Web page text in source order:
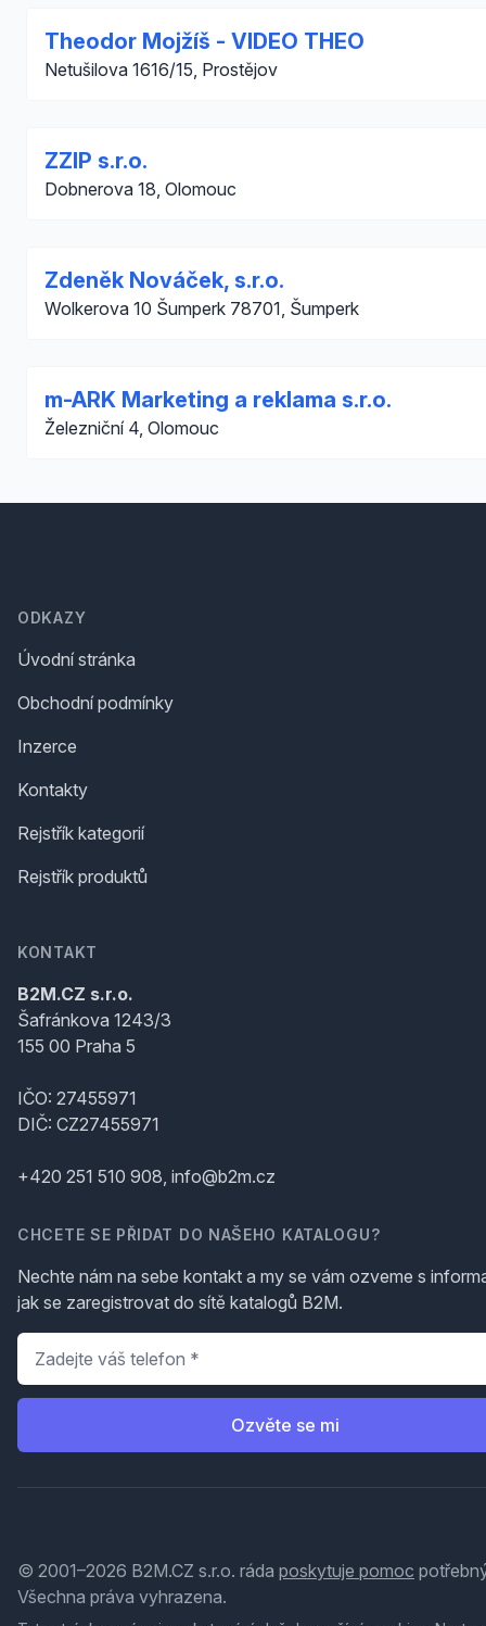
Theodor Mojžíš - VIDEO THEO
Netušilova 1616/15, Prostějov
ZZIP s.r.o.
Dobnerova 18, Olomouc
Zdeněk Nováček, s.r.o.
Wolkerova 10 Šumperk 78701, Šumperk
m-ARK Marketing a reklama s.r.o.
Železniční 4, Olomouc
ODKAZY
Úvodní stránka
Obchodní podmínky
Inzerce
Kontakty
Rejstřík kategorií
Rejstřík produktů
KONTAKT
B2M.CZ s.r.o.
Šafránkova 1243/3
155 00 Praha 5
IČO: 27455971
DIČ: CZ27455971
+420 251 510 908, info@b2m.cz
CHCETE SE PŘIDAT DO NAŠEHO KATALOGU?
Nechte nám na sebe kontakt a my se vám ozveme s
jak se zaregistrovat do sítě katalogů B2M.
Telefon
Ozvěte se mi
© 2001–2026 B2M.CZ s.r.o. ráda poskytuje pomoc
Všechna práva vyhrazena.